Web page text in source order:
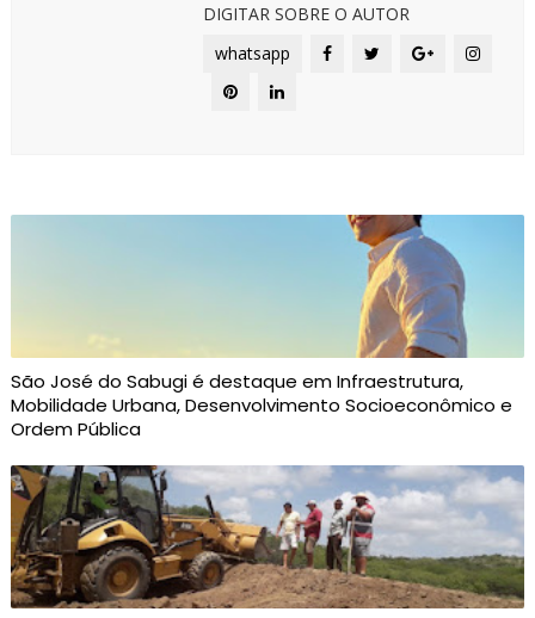
DIGITAR SOBRE O AUTOR
whatsapp
São José do Sabugi é destaque em Infraestrutura,
Mobilidade Urbana, Desenvolvimento Socioeconômico e
Ordem Pública